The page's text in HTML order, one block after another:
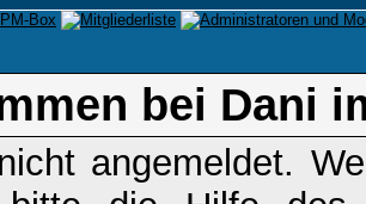
bei Dani
angemeldet.